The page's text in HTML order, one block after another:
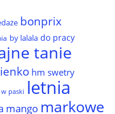
bonprix
by lalala do pracy
tanie
hm swetry
paski letnia
mango markowe